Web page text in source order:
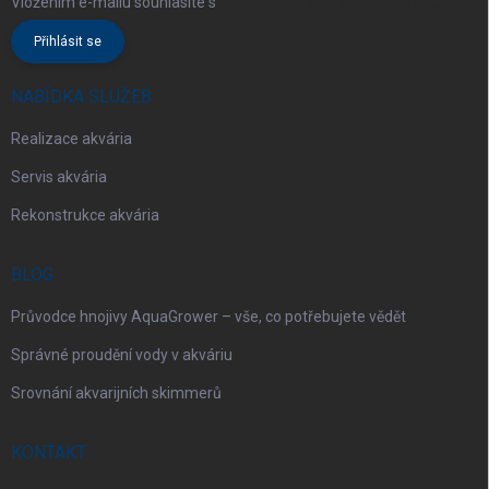
Přihlásit se
NABÍDKA SLUŽEB
Realizace akvária
Servis akvária
Rekonstrukce akvária
BLOG
Průvodce hnojivy AquaGrower – vše, co potřebujete vědět
Správné proudění vody v akváriu
Srovnání akvarijních skimmerů
KONTAKT